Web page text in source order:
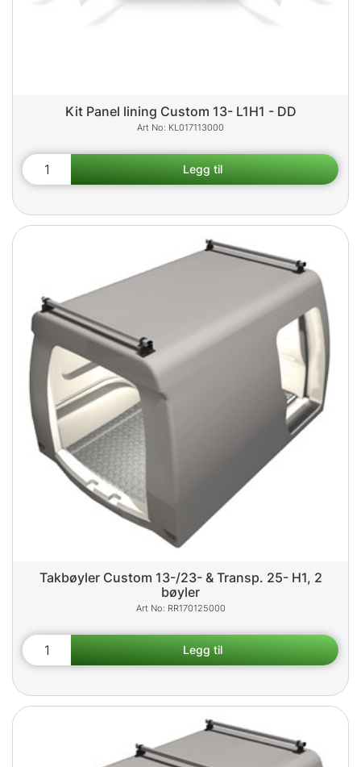
Kit Panel lining Custom 13- L1H1 - DD
KL017113000
Takbøyler Custom 13-/23- & Transp. 25- H1, 2
bøyler
RR170125000